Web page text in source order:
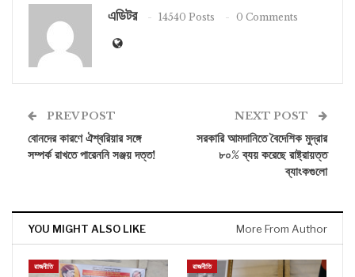
এডিটর 14540 Posts 0 Comments
PREV POST
বোনদের কারণে ঐশ্বরিয়ার সঙ্গে
সম্পর্ক রাখতে পারেননি সঞ্জয় দত্ত!
NEXT POST
সরকারি আমদানিতে বৈদেশিক মুদ্রার
৮০% ব্যয় করেছে রাষ্ট্রায়ত্ত
ব্যাংকগুলো
YOU MIGHT ALSO LIKE More From Author
রাজনীতি রাজনীতি